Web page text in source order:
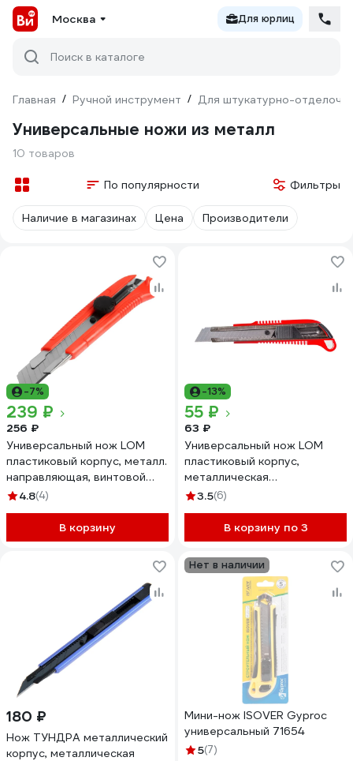
Москва Для юрлиц
Поиск в каталоге
Главная / Ручной инструмент / Для штукатурно-
Универсальные ножи из металл
10 товаров
По популярности Фильтры
Наличие в магазинах Цена Производители
-7%
239 ₽
256 ₽
Универсальный нож LOM
пластиковый корпус, металл.
направляющая, винтовой
фиксатор, 25 мм 2812968
4.8(4)
В корзину
-13%
55 ₽
63 ₽
Универсальный нож LOM
пластиковый корпус,
металлическая
направляющая, 18 мм
3.5(6)
В корзину по 3
180 ₽
Нож ТУНДРА металлический
корпус, металлическая
Нет в наличии
Мини-нож ISOVER Gyproc
универсальный 71654
5(7)